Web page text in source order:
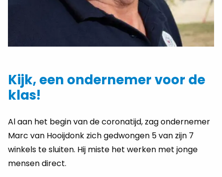
Kijk, een ondernemer voor de
klas!
Al aan het begin van de coronatijd, zag ondernemer
Marc van Hooijdonk zich gedwongen 5 van zijn 7
winkels te sluiten. Hij miste het werken met jonge
mensen direct.